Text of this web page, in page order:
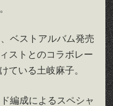
ベストアルバム発売
ストとのコラボレー
ている土岐麻子。
編成によるスペシャ